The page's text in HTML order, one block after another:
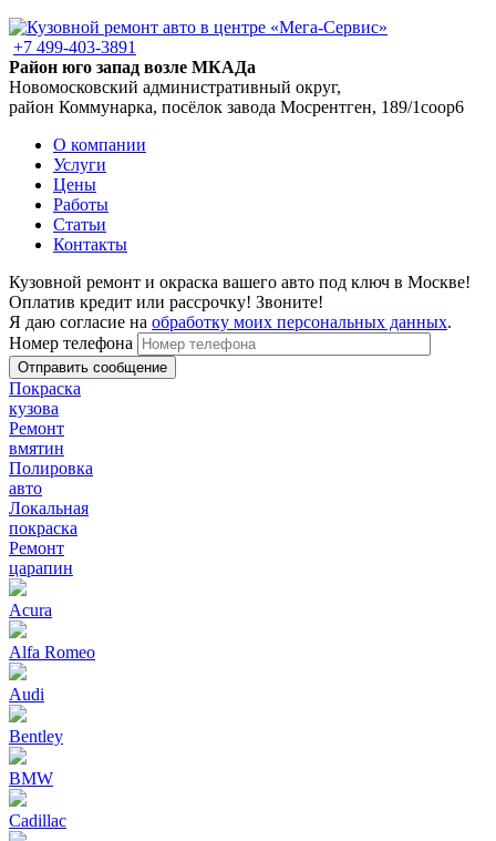
+7 499-403-3891
Район юго запад возле МКАДа
Новомосковский административный округ,
район Коммунарка, посёлок завода Мосрентген, 189/1соор6
О компании
Услуги
Цены
Работы
Статьи
Контакты
Кузовной ремонт и окраска вашего авто под ключ в Москве!
Оплатив кредит или рассрочку! Звоните!
Я даю согласие на обработку моих персональных данных.
Номер телефона
Покраска
кузова
Ремонт
вмятин
Полировка
авто
Локальная
покраска
Ремонт
царапин
Acura
Alfa Romeo
Audi
Bentley
BMW
Cadillac